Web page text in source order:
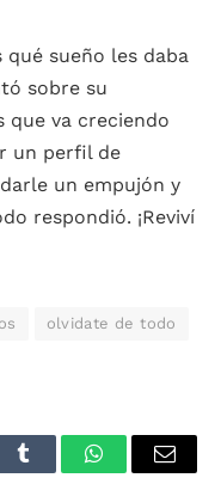
sueño les daba
sobre su
que va creciendo
un perfil de
un empujón y
respondió. ¡Reviví
olvidate de todo
Tumblr WhatsAppEmail